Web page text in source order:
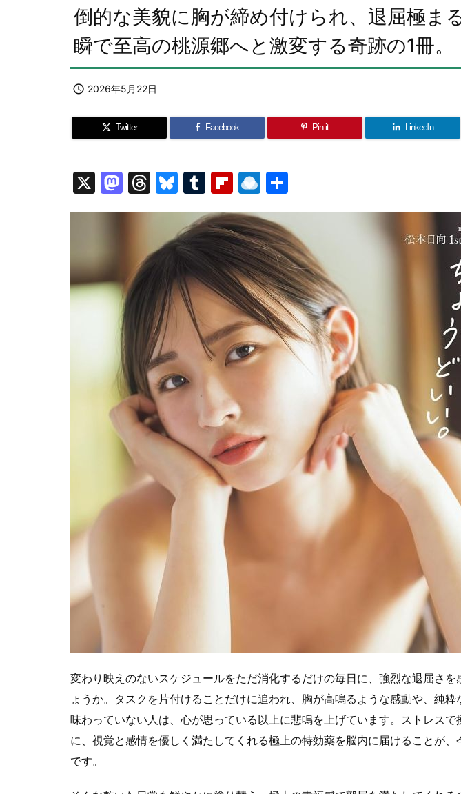
倒的な美貌に胸が締め付けられ、退屈極ま
瞬で至高の桃源郷へと激変する奇跡の1冊。
 2026年5月22日
Twitter Facebook Pin it LinkedIn
X
M
a
d
o
n
T
hr
a
d
s
Bl
u
e
s
k
y
T
u
m
bl
r
Fl
ip
b
o
ar
d
R
ai
n
dr
o
p.
io
有
変わり映えのないスケジュールをただ消化するだけの毎日に、強烈な退屈さを
ょうか。タスクを片付けることだけに追われ、胸が高鳴るような感動や、純粋
味わっていない人は、心が思っている以上に悲鳴を上げています。ストレスで
に、視覚と感情を優しく満たしてくれる極上の特効薬を脳内に届けることが、
です。